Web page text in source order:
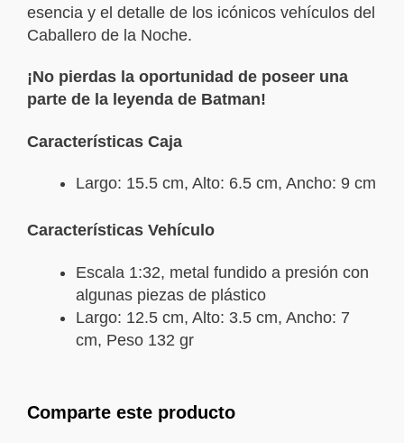
esencia y el detalle de los icónicos vehículos del
Caballero de la Noche.
¡No pierdas la oportunidad de poseer una
parte de la leyenda de Batman!
Características Caja
Largo: 15.5 cm, Alto: 6.5 cm, Ancho: 9 cm
Características Vehículo
Escala 1:32, metal fundido a presión con
algunas piezas de plástico
Largo: 12.5 cm, Alto: 3.5 cm, Ancho: 7
cm, Peso 132 gr
Comparte este producto